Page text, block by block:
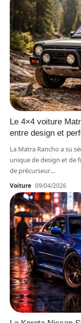
Le 4×4 voiture
entre design et
La Matra Rancho a su
unique de design et de
de précurseur…
Voiture 09/04/2026